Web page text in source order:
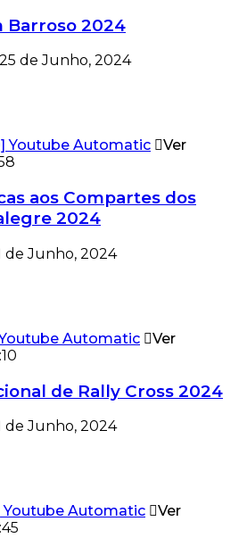
Barroso 2024
25 de Junho, 2024
Ver
aos Compartes dos
2024
de Junho, 2024
Ver
de Rally Cross 2024
de Junho, 2024
Ver